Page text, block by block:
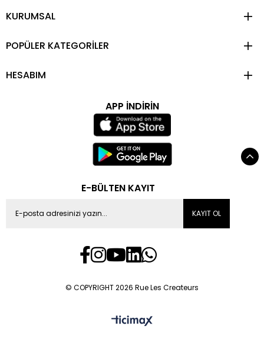
KURUMSAL
POPÜLER KATEGORİLER
HESABIM
APP İNDİRİN
E-BÜLTEN KAYIT
KAYIT OL
© COPYRIGHT 2026 Rue Les Createurs